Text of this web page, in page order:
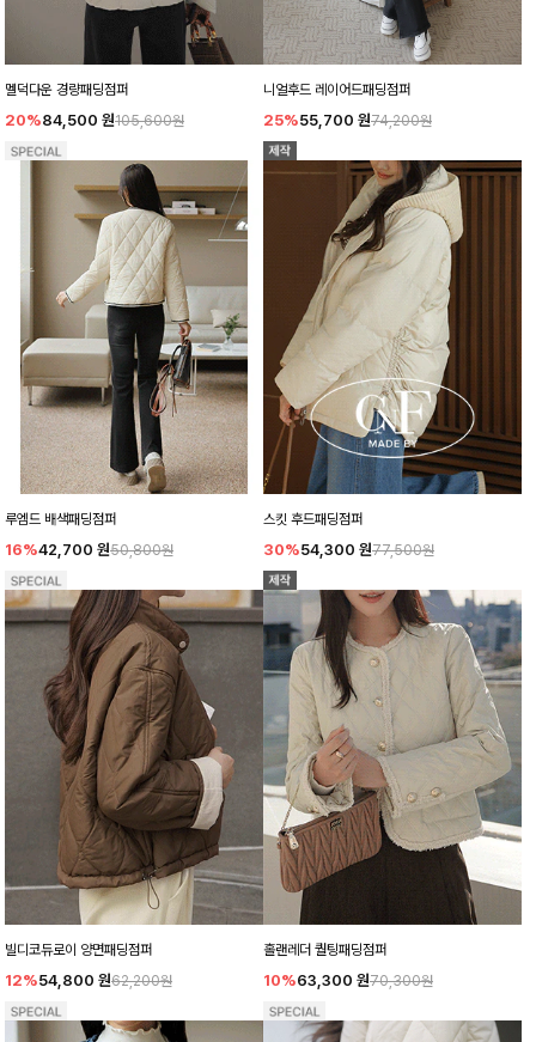
멜덕다운 경량패딩점퍼
20%84,500 원105,600원
니얼후드 레이어드패딩점퍼
25%55,700 원74,200원
루엠드 배색패딩점퍼
16%42,700 원50,800원
스킷 후드패딩점퍼
30%54,300 원77,500원
빌디코듀로이 양면패딩점퍼
12%54,800 원62,200원
홀랜레더 퀄팅패딩점퍼
10%63,300 원70,300원